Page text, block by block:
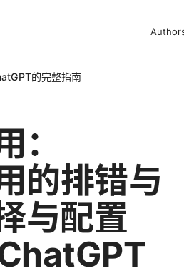
的完整指南
的排错与
与配置